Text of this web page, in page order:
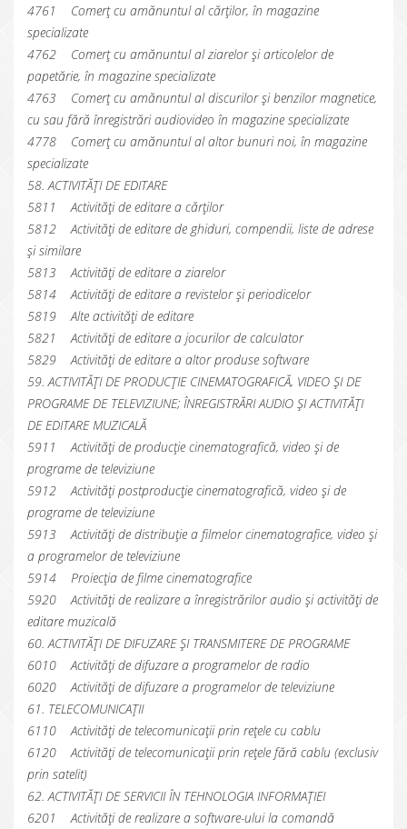
4761 Comerț cu amănuntul al cărților, în magazine
specializate
4762 Comerț cu amănuntul al ziarelor și articolelor de
papetărie, în magazine specializate
4763 Comerț cu amănuntul al discurilor și benzilor magnetice,
cu sau fără înregistrări audiovideo în magazine specializate
4778 Comerț cu amănuntul al altor bunuri noi, în magazine
specializate
58. ACTIVITĂȚI DE EDITARE
5811 Activități de editare a cărților
5812 Activități de editare de ghiduri, compendii, liste de adrese
și similare
5813 Activități de editare a ziarelor
5814 Activități de editare a revistelor și periodicelor
5819 Alte activități de editare
5821 Activități de editare a jocurilor de calculator
5829 Activități de editare a altor produse software
59. ACTIVITĂȚI DE PRODUCȚIE CINEMATOGRAFICĂ, VIDEO ȘI DE
PROGRAME DE TELEVIZIUNE; ÎNREGISTRĂRI AUDIO ȘI ACTIVITĂȚI
DE EDITARE MUZICALĂ
5911 Activități de producție cinematografică, video și de
programe de televiziune
5912 Activități postproducție cinematografică, video și de
programe de televiziune
5913 Activități de distribuție a filmelor cinematografice, video și
a programelor de televiziune
5914 Proiecția de filme cinematografice
5920 Activități de realizare a înregistrărilor audio și activități de
editare muzicală
60. ACTIVITĂȚI DE DIFUZARE ȘI TRANSMITERE DE PROGRAME
6010 Activități de difuzare a programelor de radio
6020 Activități de difuzare a programelor de televiziune
61. TELECOMUNICAȚII
6110 Activități de telecomunicații prin rețele cu cablu
6120 Activități de telecomunicații prin rețele fără cablu (exclusiv
prin satelit)
62. ACTIVITĂȚI DE SERVICII ÎN TEHNOLOGIA INFORMAȚIEI
6201 Activități de realizare a software-ului la comandă